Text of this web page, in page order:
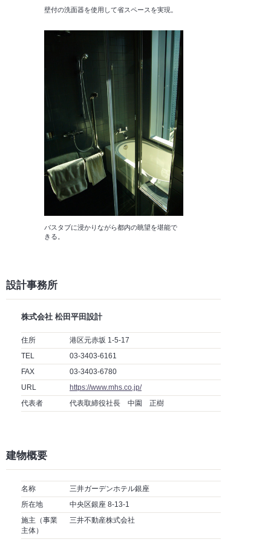
壁付の洗面器を使用して省スペースを実現。
バスタブに浸かりながら都内の眺望を堪能で
きる。
設計事務所
株式会社 松田平田設計
住所
港区元赤坂 1-5-17
TEL
03-3403-6161
FAX
03-3403-6780
URL
https://www.mhs.co.jp/
代表者
代表取締役社長 中園 正樹
建物概要
名称
三井ガーデンホテル銀座
所在地
中央区銀座 8-13-1
施主（事業
主体）
三井不動産株式会社